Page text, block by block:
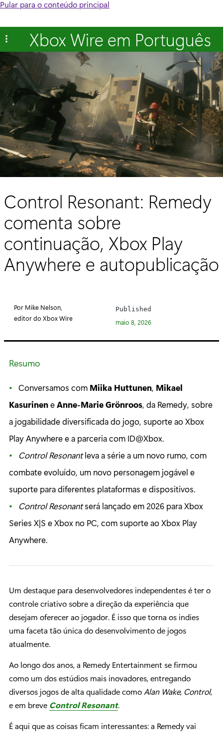
Pular para o conteúdo principal
Xbox Wire em Português
Control Resonant: Remedy
comenta sobre
continuação, Xbox Play
Anywhere e autopublicação
Por Mike Nelson,
editor do Xbox Wire
Published
maio 8, 2026
Resumo
Conversamos com Miika Huttunen, Mikael
KasurineneAnne-Marie Grönroos, da Remedy, sobre
a jogabilidade diversificada do jogo, suporte ao Xbox
Play Anywhere e a parceria com ID@Xbox.
Control Resonantleva a série a um novo rumo, com
combate evoluído, um novo personagem jogável e
suporte para diferentes plataformas e dispositivos.
Control Resonantserá lançado em 2026 para Xbox
Series X|S e Xbox no PC, com suporte ao Xbox Play
Anywhere.
Um destaque para desenvolvedores independentes é ter o
controle criativo sobre a direção da experiência que
desejam oferecer ao jogador. É isso que torna os indies
uma faceta tão única do desenvolvimento de jogos
atualmente.
Ao longo dos anos, a Remedy Entertainment se firmou
como um dos estúdios mais inovadores, entregando
diversos jogos de alta qualidade como Alan Wake, Control,
e em breve Control Resonant.
É aqui que as coisas ficam interessantes: a Remedy vai